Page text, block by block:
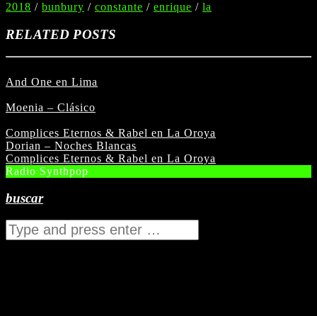
2018 / bunbury / constante / enrique / la
RELATED POSTS
And One en Lima
Moenia – Clásico
Complices Eternos & Rabel en La Oroya
Dorian – Noches Blancas
Complices Eternos & Rabel en La Oroya
Radio Synthpop
buscar